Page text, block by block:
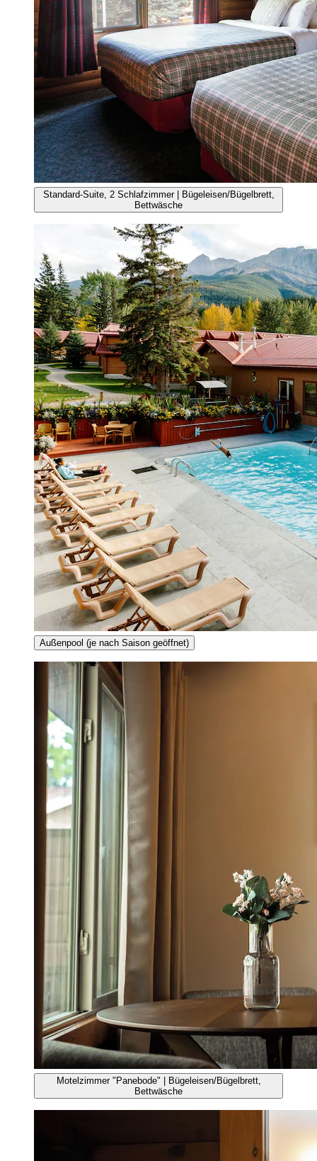
Standard-Suite, 2 Schlafzimmer | Bügeleisen/Bügelbrett,
Bettwäsche
Außenpool (je nach Saison geöffnet)
Motelzimmer "Panebode" | Bügeleisen/Bügelbrett,
Bettwäsche